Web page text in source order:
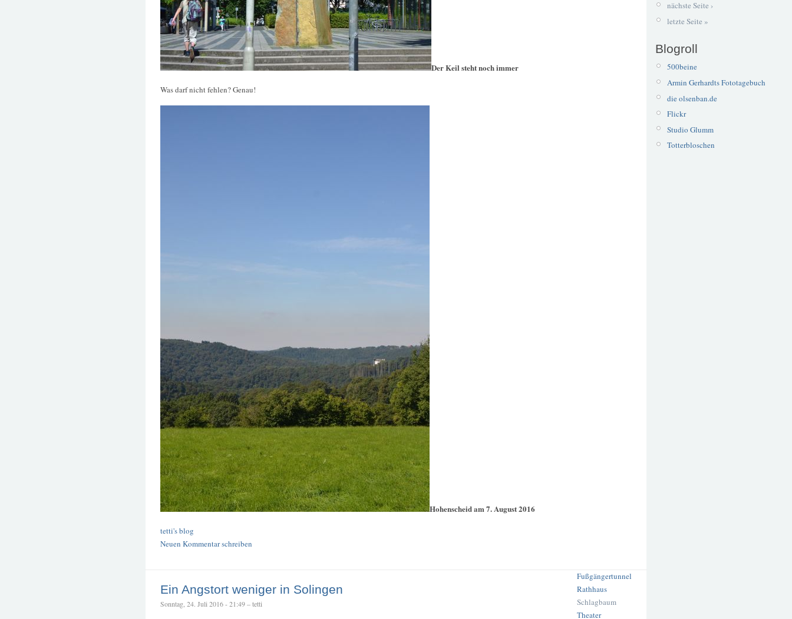
Der Keil steht noch immer
Was darf nicht fehlen? Genau!
Hohenscheid am 7. August 2016
tetti's blog
Neuen Kommentar schreiben
Fußgängertunnel
Rathhaus
Schlagbaum
Theater
Ein Angstort weniger in Solingen
Sonntag, 24. Juli 2016 - 21:49 – tetti
nächste Seite ›
letzte Seite »
Blogroll
500beine
Armin Gerhardts Fototagebuch
die olsenban.de
Flickr
Studio Glumm
Totterbloschen